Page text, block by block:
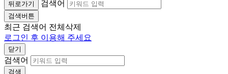
뒤로가기 검색어
검색버튼
최근 검색어 전체삭제
로그인 후 이용해 주세요
닫기
검색어
검색